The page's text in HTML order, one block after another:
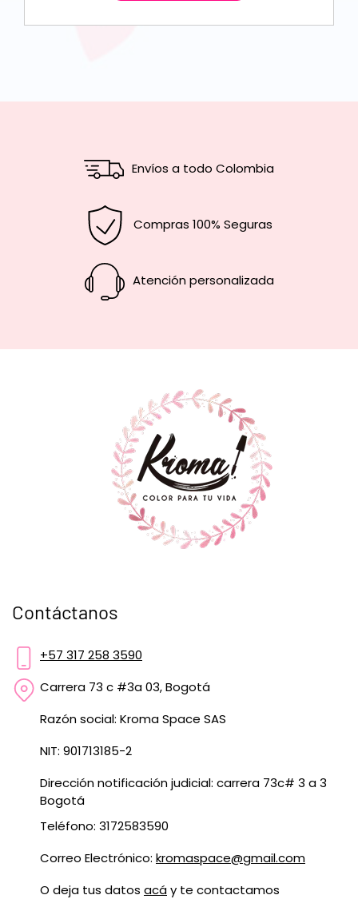
Envíos a todo Colombia
Compras 100% Seguras
Atención personalizada
Contáctanos
+57 317 258 3590
Carrera 73 c #3a 03, Bogotá
Razón social: Kroma Space SAS
NIT: 901713185-2
Dirección notificación judicial: carrera 73c# 3 a 3
Bogotá
Teléfono: 3172583590
Correo Electrónico: kromaspace@gmail.com
O deja tus datos acáy te contactamos